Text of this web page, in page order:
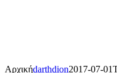
Αρχικήdarthdion2017-07-